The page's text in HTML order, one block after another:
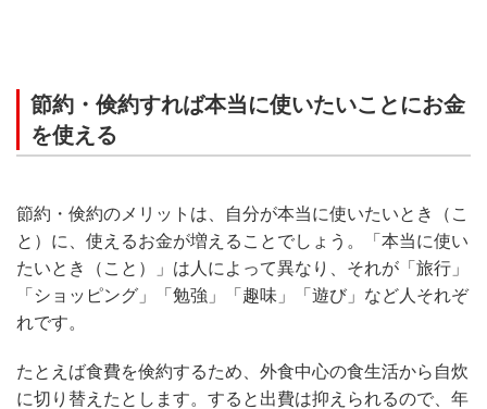
節約・倹約すれば本当に使いたいことにお金
を使える
節約・倹約のメリットは、自分が本当に使いたいとき（こ
と）に、使えるお金が増えることでしょう。「本当に使い
たいとき（こと）」は人によって異なり、それが「旅行」
「ショッピング」「勉強」「趣味」「遊び」など人それぞ
れです。
たとえば食費を倹約するため、外食中心の食生活から自炊
に切り替えたとします。すると出費は抑えられるので、年